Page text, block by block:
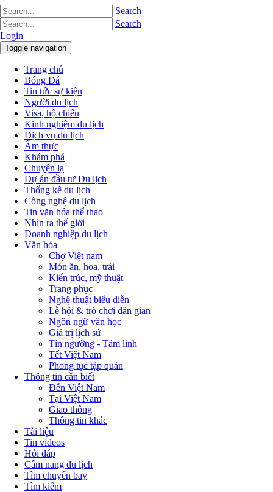
Search
Search
Login
Toggle navigation
Trang chủ
Bóng Đá
Tin tức sự kiện
Người du lịch
Visa, hộ chiếu
Kinh nghiệm du lịch
Dịch vụ du lịch
Ẩm thực
Khám phá
Chuyện lạ
Dự án đầu tư Du lịch
Thống kê du lịch
Công nghệ du lịch
Tin văn hóa thể thao
Nhìn ra thế giới
Doanh nghiệp du lịch
Văn hóa
Chợ Việt nam
Món ăn, hoa, trái
Kiến trúc, mỹ thuật
Trang phục
Nghệ thuật biểu diễn
Lễ hội & trò chơi dân gian
Ngôn ngữ văn học
Giá trị lịch sử
Tín ngưỡng - Tâm linh
Tết Việt Nam
Phong tục tập quán
Thông tin cần biết
Đến Việt Nam
Tại Việt Nam
Giao thông
Thông tin khác
Tài liệu
Tin videos
Hỏi đáp
Cẩm nang du lịch
Tìm chuyến bay
Tìm kiếm